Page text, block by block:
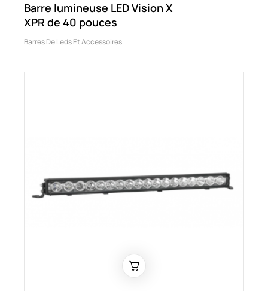
Barre lumineuse LED Vision X
XPR de 40 pouces
Barres De Leds Et Accessoires